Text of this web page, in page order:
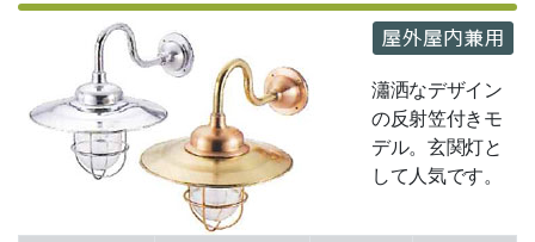
瀟洒なデザイン
の反射笠付きモ
デル。玄関灯と
して人気です。